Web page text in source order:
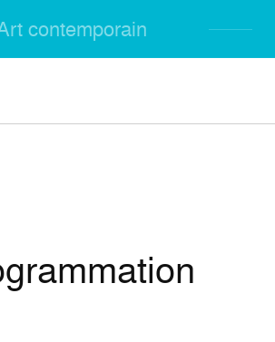
contemporain